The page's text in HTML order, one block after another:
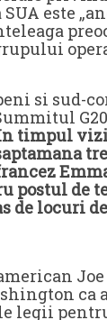
este
si sud-
timpul
postul de
de locuri
ca
legii